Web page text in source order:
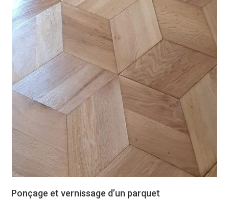
Ponçage et vernissage d’un parquet